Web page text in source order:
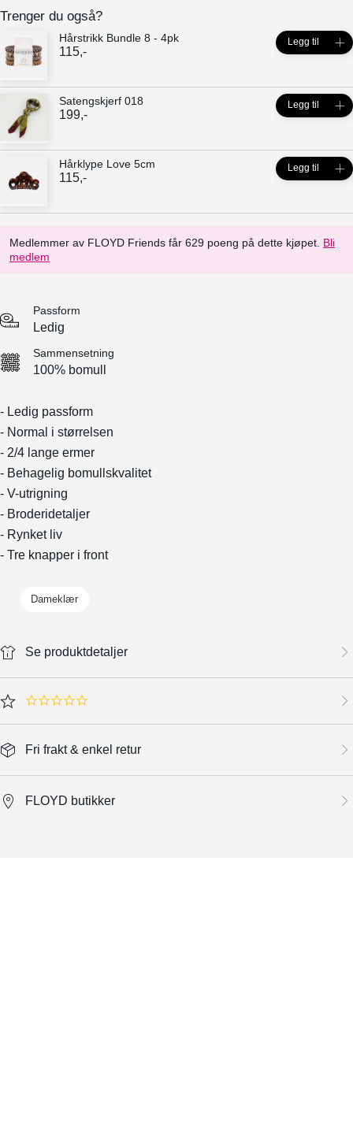
Medlemmer av FLOYD Friends får 629 poeng på dette kjøpet. Bli
medlem
Trenger du også?
Hårstrikk Bundle 8 - 4pk
115,-
Legg til
Satengskjerf 018
199,-
Legg til
Hårklype Love 5cm
115,-
Legg til
Passform
Ledig
Sammensetning
100% bomull
- Ledig passform
- Normal i størrelsen
- 2/4 lange ermer
- Behagelig bomullskvalitet
- V-utrigning
- Broderidetaljer
- Rynket liv
- Tre knapper i front
Dameklær
Se produktdetaljer
0.0 star rating
Fri frakt & enkel retur
FLOYD butikker